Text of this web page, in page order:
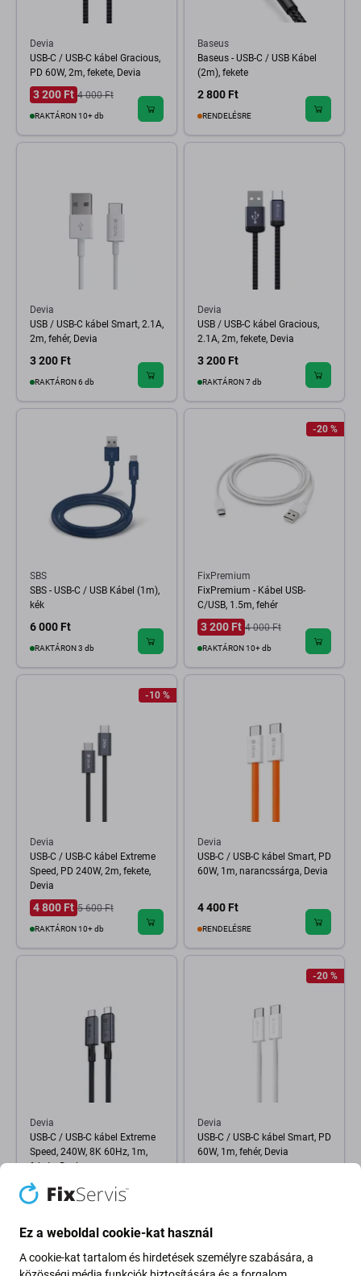
Devia
USB-C / USB-C kábel Gracious,
PD 60W, 2m, fekete, Devia
3 200 Ft 4 000 Ft
RAKTÁRON 10+ db
Baseus
Baseus - USB-C / USB Kábel
(2m), fekete
2 800 Ft
RENDELÉSRE
Devia
USB / USB-C kábel Smart, 2.1A,
2m, fehér, Devia
3 200 Ft
RAKTÁRON 6 db
Devia
USB / USB-C kábel Gracious,
2.1A, 2m, fekete, Devia
3 200 Ft
RAKTÁRON 7 db
SBS
SBS - USB-C / USB Kábel (1m),
kék
6 000 Ft
RAKTÁRON 3 db
-20 %
FixPremium
FixPremium - Kábel USB-
C/USB, 1.5m, fehér
3 200 Ft 4 000 Ft
RAKTÁRON 10+ db
-10 %
Devia
USB-C / USB-C kábel Extreme
Speed, PD 240W, 2m, fekete,
Devia
4 800 Ft 5 600 Ft
RAKTÁRON 10+ db
Devia
USB-C / USB-C kábel Smart, PD
60W, 1m, narancssárga, Devia
4 400 Ft
RENDELÉSRE
Devia
USB-C / USB-C kábel Extreme
Speed, 240W, 8K 60Hz, 1m,
fekete, Devia
5 600 Ft
-20 %
Devia
USB-C / USB-C kábel Smart, PD
60W, 1m, fehér, Devia
Ez a weboldal cookie-kat használ
A cookie-kat tartalom és hirdetések személyre szabására, a